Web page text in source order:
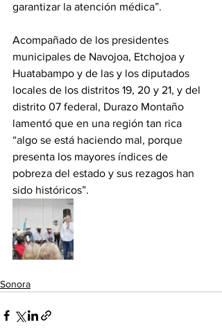
garantizar la atención médica”.
Acompañado de los presidentes
municipales de Navojoa, Etchojoa y
Huatabampo y de las y los diputados
locales de los distritos 19, 20 y 21, y del
distrito 07 federal, Durazo Montaño
lamentó que en una región tan rica
“algo se está haciendo mal, porque
presenta los mayores índices de
pobreza del estado y sus rezagos han
sido históricos”.
Sonora